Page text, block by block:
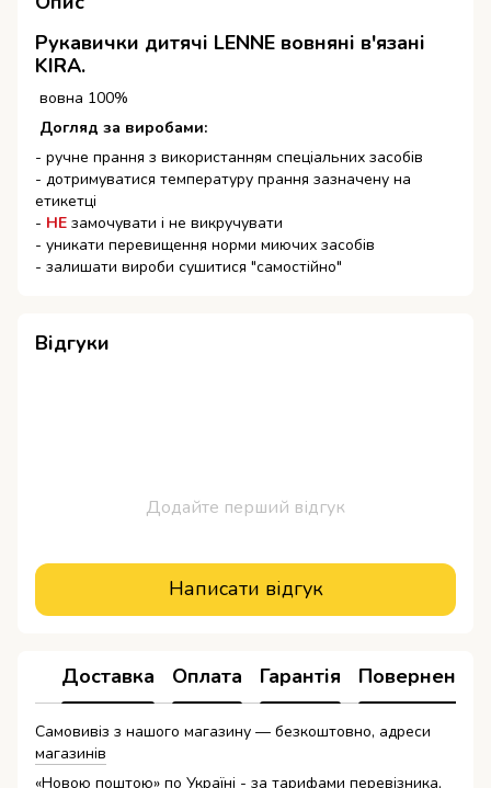
Рукавички дитячі LENNE вовняні в'язані
KIRA.
вовна 100%
Догляд за виробами:
- ручне прання з використанням спеціальних засобів
- дотримуватися температуру прання зазначену на
етикетці
- НЕ замочувати і не викручувати
- уникати перевищення норми миючих засобів
- залишати вироби сушитися "самостійно"
Відгуки
Додайте перший відгук
Написати відгук
Доставка Оплата Гарантія Повернення
Самовивіз з нашого магазину — безкоштовно, адреси
магазинів
«Новою поштою» по Україні - за тарифами перевізника,